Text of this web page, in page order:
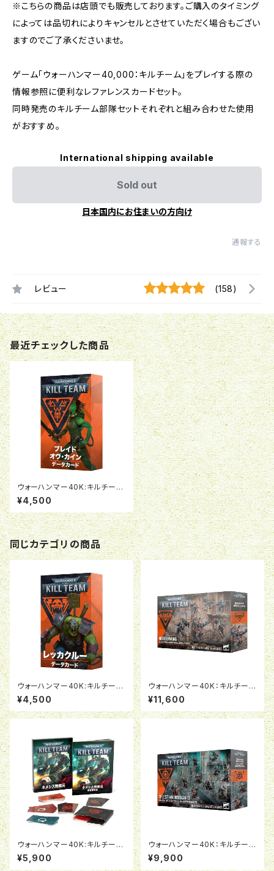
※こちらの商品は店頭でも販売しております。ご購入のタイミング
によっては品切れによりキャンセルとさせていただく場合もござい
ますのでご了承くださいませ。
ゲーム「ウォーハンマー40,000：キルチーム」をプレイする際の
情報参照に便利なレファレンスカードセット。
同時発売のキルチーム部隊セットそれぞれと組み合わせた使用
がおすすめ。
International shipping available
Sold out
日本国内にお住まいの方向け
通報する
レビュー (158)
最近チェックした商品
ウォーハンマー40K:キルチーム:
ブレイド・オヴ・カインデータカ
ード(日本語版)
¥4,500
同じカテゴリの商品
ウォーハンマー40K:キルチー
ム・データカード:レッカクルー
(日本語版)
¥4,500
ウォーハンマー40K：キルチー
ム：マーダーウィング
¥11,600
ウォーハンマー40K:キルチー
ム：ネメシス 特務兵（日本語
版）
¥5,900
ウォーハンマー40K：キルチー
ム：セレスティアン・インシディア
ント
¥9,900